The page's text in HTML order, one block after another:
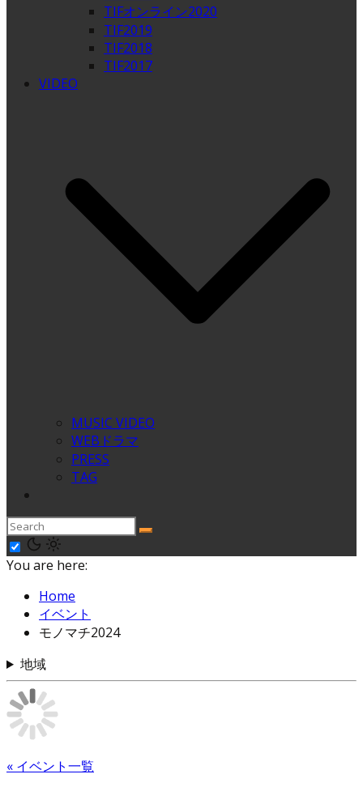
TIFオンライン2020
TIF2019
TIF2018
TIF2017
VIDEO
MUSIC VIDEO
WEBドラマ
PRESS
TAG
You are here:
Home
イベント
モノマチ2024
地域
« イベント一覧